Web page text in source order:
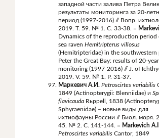
западной части залива Петра
результаты мониторинга за 20-
период (1997-2016) // Вопр.
2019. Т. 59. № 1. С. 33-38. =
Dynamics of the reproduction period
sea ravenHemitripterus villosus
(Hemitripteridae) in the southwestern
Peter the Great Bay: results of 20-year
monitoring (1997-2016) // J. of
2019. V. 59. № 1. P. 31-37.
Маркевич А.И. Petroscirtes variabilis
1849 (Actinopterygii: Blenniidae) и
flavicauda Rьppell, 1838
Sphyraenidae) – новые виды для
ихтиофауны России // Биол. моря.
45. № 2. С. 141-144. = Markevich
Petroscirtes variabilisCantor, 1849